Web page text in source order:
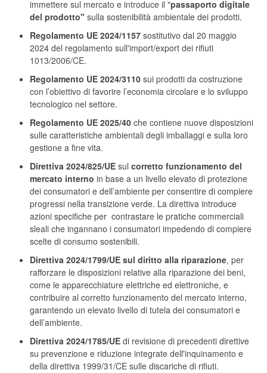
immettere sul mercato e introduce il "passaporto digitale
del prodotto" sulla sostenibilità ambientale dei prodotti.
Regolamento UE 2024/1157 sostitutivo dal 20 maggio
2024 del regolamento sull'import/export dei rifiuti
1013/2006/CE.
Regolamento UE 2024/3110 sui prodotti da costruzione
con l’obiettivo di favorire l’economia circolare e lo sviluppo
tecnologico nel settore.
Regolamento UE 2025/40 che contiene nuove disposizioni
sulle caratteristiche ambientali degli imballaggi e sulla loro
gestione a fine vita.
Direttiva 2024/825/UE sul corretto funzionamento del
mercato interno in base a un livello elevato di protezione
dei consumatori e dell’ambiente per consentire di compiere
progressi nella transizione verde. La direttiva introduce
azioni specifiche per contrastare le pratiche commerciali
sleali che ingannano i consumatori impedendo di compiere
scelte di consumo sostenibili.
Direttiva 2024/1799/UE sul diritto alla riparazione, per
rafforzare le disposizioni relative alla riparazione dei beni,
come le apparecchiature elettriche ed elettroniche, e
contribuire al corretto funzionamento del mercato interno,
garantendo un elevato livello di tutela dei consumatori e
dell’ambiente.
Direttiva 2024/1785/UE di revisione di precedenti direttive
su prevenzione e riduzione integrate dell'inquinamento e
della direttiva 1999/31/CE sulle discariche di rifiuti.